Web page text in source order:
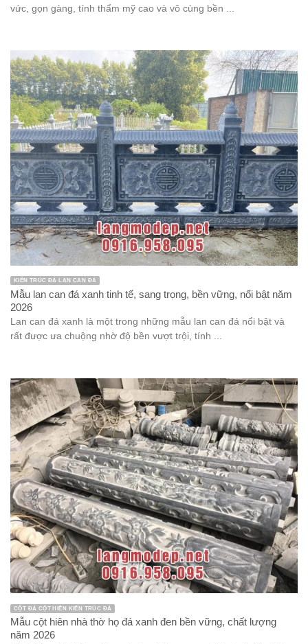
vức, gọn gàng, tính thẩm mỹ cao và vô cùng bền ...
KIẾN TRÚC ĐÁ LAN CAN ĐÁ
Mẫu lan can đá xanh tinh tế, sang trọng, bền vững, nổi bật năm
2026
Lan can đá xanh là một trong những mẫu lan can đá nổi bật và
rất được ưa chuộng nhờ độ bền vượt trội, tính ...
CỘT ĐÁ CỘT HIÊN KIẾN TRÚC ĐÁ
Mẫu cột hiên nhà thờ họ đá xanh đen bền vững, chất lượng
năm 2026